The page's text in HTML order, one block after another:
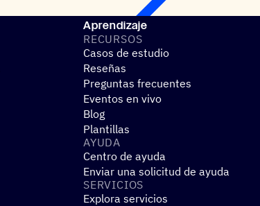
Aprendizaje
RECUR­SOS
Casos de estudio
Reseñas
Preguntas frecuentes
Eventos en vivo
Blog
Plantillas
AYUDA
Centro de ayuda
Enviar una solicitud de ayuda
SERVI­CIOS
Explora servicios